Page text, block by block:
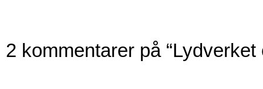
2 kommentarer på “Lydverket